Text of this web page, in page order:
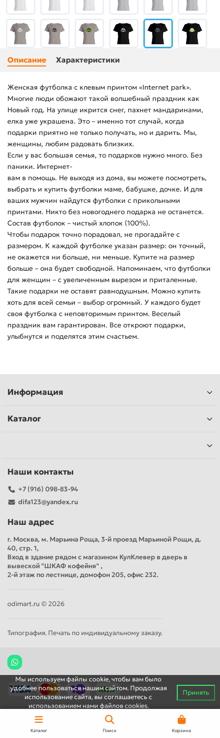
Описание Характеристики
Женская футболка с клевым принтом «Internet park».
Многие люди обожают такой волшебный праздник как
Новый год. На улице икрится снег, пахнет мандаринами,
елка уже украшена. Это – именно тот случай, когда
подарки приятно не только получать, но и дарить. Мы,
женщины, любим радовать близких.
Если у вас большая семья, то подарков нужно много. Без
паники. Интернет-
вам в помощь. Не выходя из дома, вы можете посмотреть,
выбрать и купить футболки маме, бабушке, дочке. И для
ваших мужчин найдутся футболки с прикольными
принтами. Никто без новогоднего подарка не останется.
Состав футболок – чистый хлопок (100%).
Чтобы подарок точно порадовал, не прогадайте с
размером. К каждой футболке указан размер: он точный,
не окажется ни больше, ни меньше. Купите на размер
больше – она будет свободной. Напоминаем, что футболки
для женщин – с увеличенным вырезом и приталенные.
Такие подарки не оставят равнодушным. Можно купить
хоть для всей семьи – выбор огромный. У каждого будет
своя футболка с неповторимым принтом. Веселый
праздник вам гарантирован. Все откроют подарки,
улыбнутся и поделятся этим счастьем.
Информация
Каталог
Наши контакты
+7 (916) 098-83-94
difa123@yandex.ru
Наш адрес
г. Москва, м. Марьина Роща, 3-й проезд Марьиной Рощи, д.
40, стр. 1,
Вход в здание рядом с магазином КулКлевер в дверь в
вывеской "ШКАФ кофейня" ,
2-й этаж по лестнице, домофон 205, офис 232.
odimart.ru © 2026
Типография. Печать по индивидуальному заказу.
Мы используем файлы cookie, чтобы вам было
удобнее пользоваться нашим сайтом. Продолжая
использование сайта, вы соглашаетесь c
использованием нами файлов cookies.
Принять
Каталог Поиск Корзина